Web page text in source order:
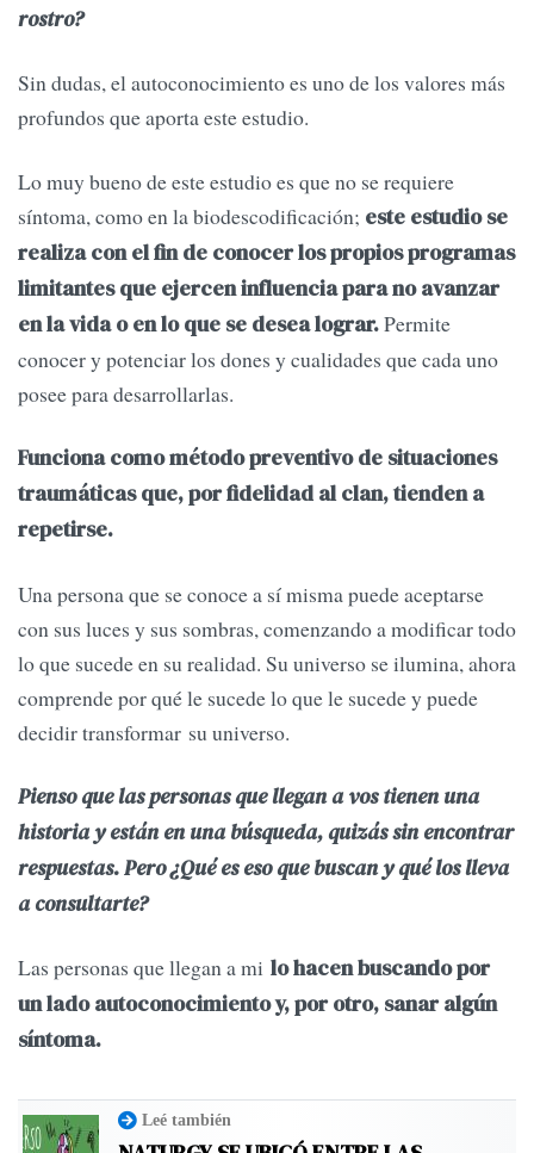
rostro?
Sin dudas, el autoconocimiento es uno de los valores más
profundos que aporta este estudio.
Lo muy bueno de este estudio es que no se requiere
síntoma, como en la biodescodificación; este estudio se
realiza con el fin de conocer los propios programas
limitantes que ejercen influencia para no avanzar
en la vida o en lo que se desea lograr.Permite
conocer y potenciar los dones y cualidades que cada uno
posee para desarrollarlas.
Funciona como método preventivo de situaciones
traumáticas que, por fidelidad al clan, tienden a
repetirse.
Una persona que se conoce a sí misma puede aceptarse
con sus luces y sus sombras, comenzando a modificar todo
lo que sucede en su realidad. Su universo se ilumina, ahora
comprende por qué le sucede lo que le sucede y puede
decidir transformar su universo.
Pienso que las personas que llegan a vos tienen una
historia y están en una búsqueda, quizás sin encontrar
respuestas. Pero ¿Qué es eso que buscan y qué los lleva
a consultarte?
Las personas que llegan a mi lo hacen buscando por
un lado autoconocimiento y, por otro, sanar algún
síntoma.
Leé también